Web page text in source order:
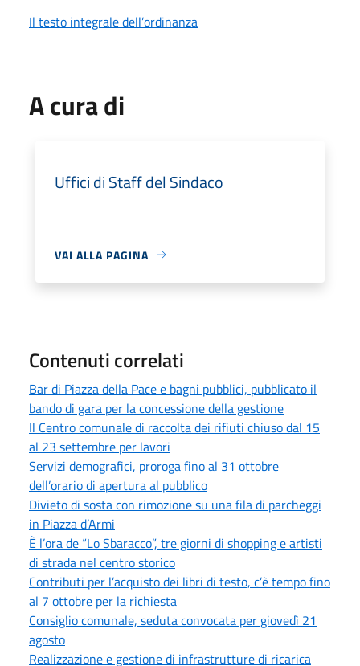
Il testo integrale dell’ordinanza
A cura di
Uffici di Staff del Sindaco
VAI ALLA PAGINA
Contenuti correlati
Bar di Piazza della Pace e bagni pubblici, pubblicato il
bando di gara per la concessione della gestione
Il Centro comunale di raccolta dei rifiuti chiuso dal 15
al 23 settembre per lavori
Servizi demografici, proroga fino al 31 ottobre
dell’orario di apertura al pubblico
Divieto di sosta con rimozione su una fila di parcheggi
in Piazza d’Armi
È l’ora de “Lo Sbaracco”, tre giorni di shopping e artisti
di strada nel centro storico
Contributi per l’acquisto dei libri di testo, c’è tempo fino
al 7 ottobre per la richiesta
Consiglio comunale, seduta convocata per giovedì 21
agosto
Realizzazione e gestione di infrastrutture di ricarica